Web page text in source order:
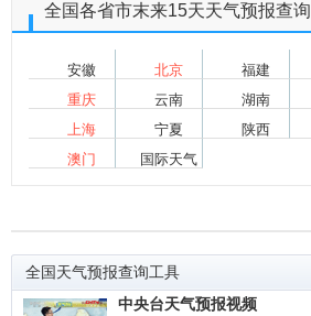
全国各省市末来15天天气预报查询
安徽 北京 福建
重庆
云南 湖南
上海
宁夏 陕西
澳门
国际天气
全国天气预报查询工具
中央台天气预报视频